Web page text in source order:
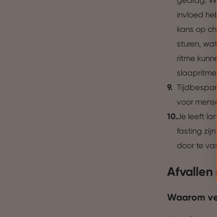
Dankzij cookies kunnen we
gebruiksgemak vergroten.
onze vertrouwde partners
invloed
kans op
sturen,
ritme
voor
Je leeft
fasting
door te
Afvallen
Waarom